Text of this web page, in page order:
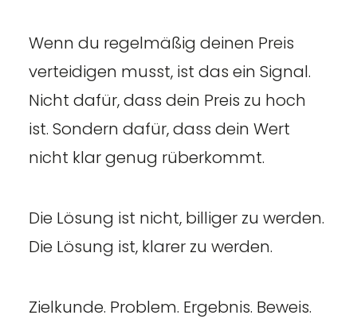
Wenn du regelmäßig deinen Preis
verteidigen musst, ist das ein Signal.
Nicht dafür, dass dein Preis zu hoch
ist. Sondern dafür, dass dein Wert
nicht klar genug rüberkommt.
Die Lösung ist nicht, billiger zu werden.
Die Lösung ist, klarer zu werden.
Zielkunde. Problem. Ergebnis. Beweis.